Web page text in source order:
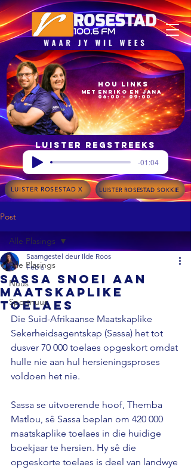
06:00 – 09:00
met Enriko en Jana
Hou Links
Luister regstreeks
-01:04
LUISTER ROSESTAD X LUISTER ROSESTAD SOKKIE
Post
Alle Plasings
Nuus
Sportnuus
Alle Plasings
Sassa snoei aan
maatskaplike
toelaes
Saamgestel deur Ilde Roos
Feb 6
Die Suid-Afrikaanse Maatskaplike
Sekerheidsagentskap (Sassa) het tot
dusver 70 000 toelaes opgeskort omdat
hulle nie aan hul hersieningsproses
voldoen het nie.
Sassa se uitvoerende hoof, Themba
Matlou, sê Sassa beplan om 420 000
maatskaplike toelaes in die huidige
boekjaar te hersien. Hy sê die
opgeskorte toelaes is deel van landwye